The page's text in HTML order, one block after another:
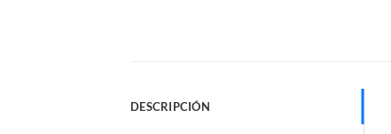
DESCRIPCIÓN